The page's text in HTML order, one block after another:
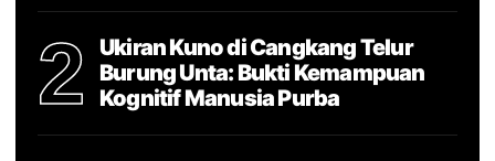
2
Ukiran Kuno di Cangkang Telur
Burung Unta: Bukti Kemampuan
Kognitif Manusia Purba